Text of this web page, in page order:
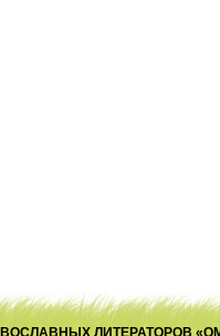
ЛИТЕРАТОРОВ